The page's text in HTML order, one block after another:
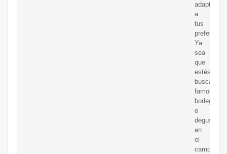
adaptado
a
tus
Ya
sea
que
estés
buscando
famosas
bodegas
o
en
el
campo